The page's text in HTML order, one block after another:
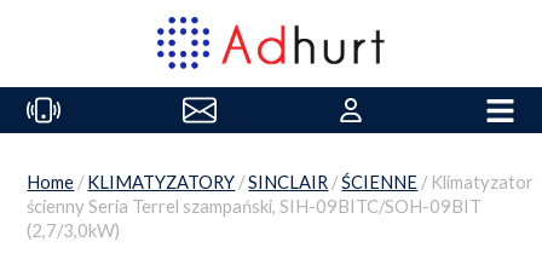
Home /KLIMATYZATORY /SINCLAIR /ŚCIENNE / Klimatyzator
ścienny Seria Terrel szampański, SIH-09BITC/SOH-09BIT
(2,7/3,0kW)